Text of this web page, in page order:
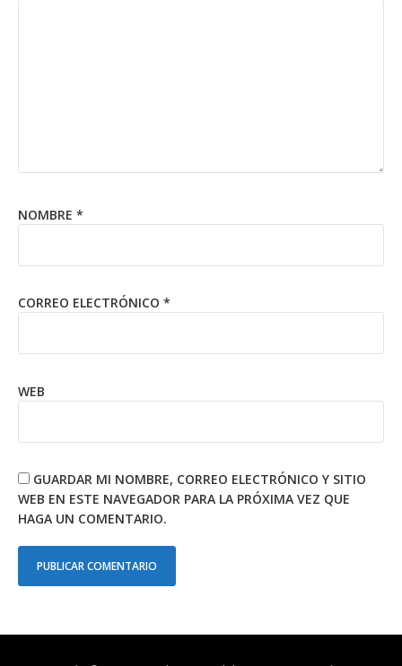
NOMBRE *
CORREO ELECTRÓNICO *
WEB
GUARDAR MI NOMBRE, CORREO ELECTRÓNICO Y SITIO
WEB EN ESTE NAVEGADOR PARA LA PRÓXIMA VEZ QUE
HAGA UN COMENTARIO.